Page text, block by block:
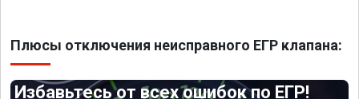
Плюсы отключения неисправного ЕГР клапана:
Избавьтесь от всех ошибок по ЕГР!